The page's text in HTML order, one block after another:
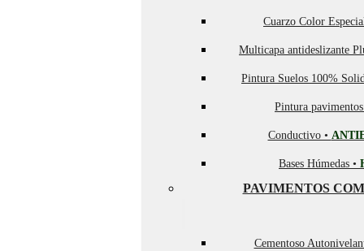
Cuarzo Color
Multicapa antideslizante
Pintura Suelos 100%
Pintura
Conductivo •
Bases Húmedas •
PAVIMENTOS
Cementoso